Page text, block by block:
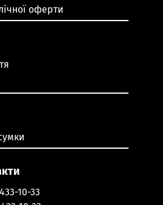
оферти
10-33